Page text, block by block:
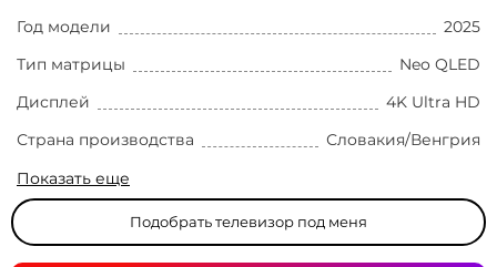
Год модели
2025
Тип матрицы
Neo QLED
Дисплей
4K Ultra HD
Страна производства
Словакия/Венгрия
Показать еще
Подобрать телевизор под меня